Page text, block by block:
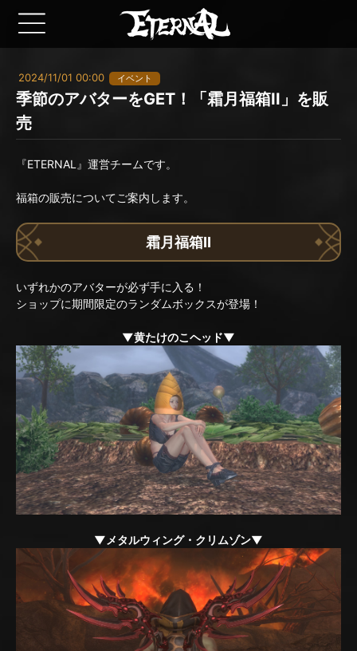
2024/11/01 00:00 イベント
季節のアバターをGET！「霜月福箱II」を販
売
『ETERNAL』運営チームです。
福箱の販売についてご案内します。
霜月福箱II
いずれかのアバターが必ず手に入る！
ショップに期間限定のランダムボックスが登場！
▼黄たけのこヘッド▼
▼メタルウィング・クリムゾン▼